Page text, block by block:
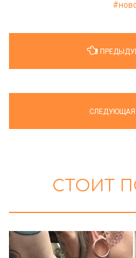
СЛЕДУЮЩАЯ
СТОИТ